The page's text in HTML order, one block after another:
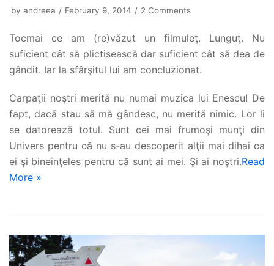
by andreea February 9, 2014 2 Comments
Tocmai ce am (re)văzut un filmuleţ. Lunguţ. Nu
suficient cât să plictisească dar suficient cât să dea de
gândit. Iar la sfârşitul lui am concluzionat.
Carpaţii noştri merită nu numai muzica lui Enescu! De
fapt, dacă stau să mă gândesc, nu merită nimic. Lor li
se datorează totul. Sunt cei mai frumoşi munţi din
Univers pentru că nu s-au descoperit alţii mai dihai ca
ei şi bineînţeles pentru că sunt ai mei. Şi ai noştri.Read
More »